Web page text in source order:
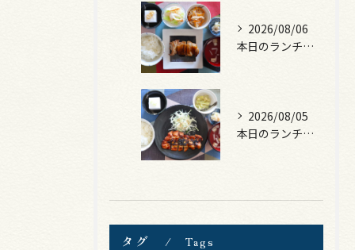
2026/08/06
本日のランチは、照焼きチキン！
2026/08/05
本日のランチは、ロース豚カツ梅はさみ！
タグ Tags